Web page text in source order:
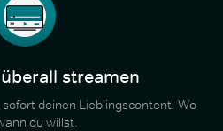
streamen
deinen Lieblingscontent. Wo
du willst.